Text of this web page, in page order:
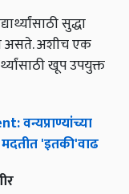
सुद्धा
असते. अशीच एक
खूप उपयुक्त
वन्यप्राण्यांच्या
मदतीत'इतकी'वाढ